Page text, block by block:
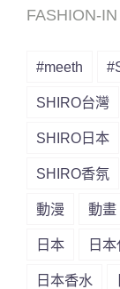
FASHION-
#meeth
SHIRO台灣
SHIRO日本
SHIRO香氛
動漫 動畫
日本 日
日本香水